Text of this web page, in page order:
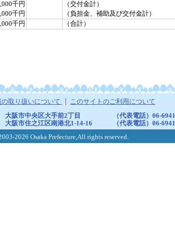
千円 （交付金計）
千円 （負担金、補助及び交付金計）
千円 （合計）
取り扱いについて このサイトのご利用について
大阪市中央区大手前2丁目
（代表電話）06-
大阪市住之江区南港北1-14-16
（代表電話）06-
2026 Osaka Prefecture,All rights reserved.